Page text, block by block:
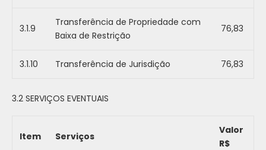
3.1.9
Transferência de Propriedade com
Baixa de Restrição
76,83
3.1.10 Transferência de Jurisdição 76,83
3.2 SERVIÇOS EVENTUAIS
Item Serviços
Valor
R$